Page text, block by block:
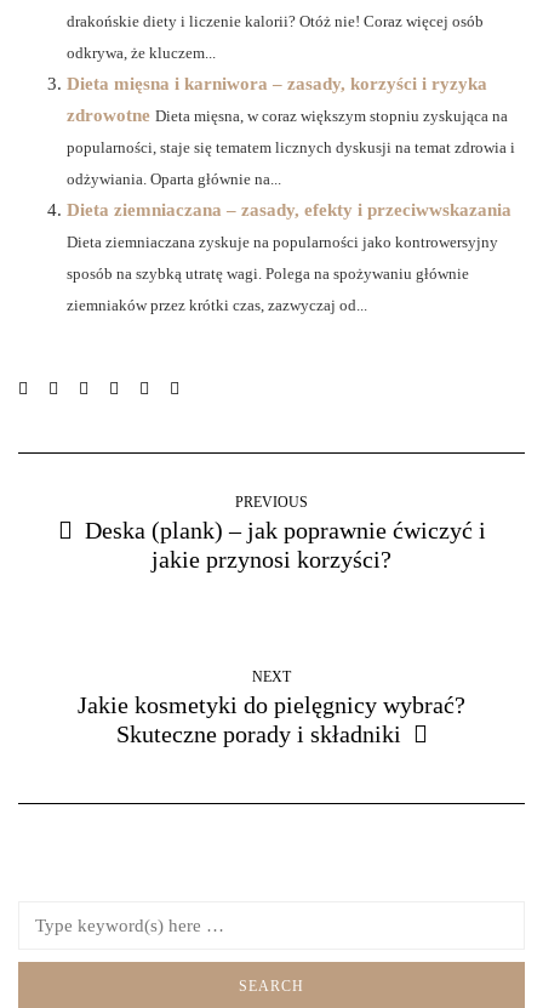
drakońskie diety i liczenie kalorii? Otóż nie! Coraz więcej osób
odkrywa, że kluczem...
Dieta mięsna i karniwora – zasady, korzyści i ryzyka
zdrowotne Dieta mięsna, w coraz większym stopniu zyskująca na
popularności, staje się tematem licznych dyskusji na temat zdrowia i
odżywiania. Oparta głównie na...
Dieta ziemniaczana – zasady, efekty i przeciwwskazania
Dieta ziemniaczana zyskuje na popularności jako kontrowersyjny
sposób na szybką utratę wagi. Polega na spożywaniu głównie
ziemniaków przez krótki czas, zazwyczaj od...
PREVIOUS
Deska (plank) – jak poprawnie ćwiczyć i
jakie przynosi korzyści?
NEXT
Jakie kosmetyki do pielęgnicy wybrać?
Skuteczne porady i składniki